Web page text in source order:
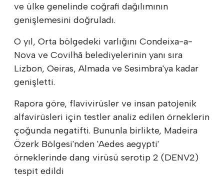
ve ülke genelinde coğrafi dağılımının
genişlemesini doğruladı.
O yıl, Orta bölgedeki varlığını Condeixa-a-
Nova ve Covilhã belediyelerinin yanı sıra
Lizbon, Oeiras, Almada ve Sesimbra'ya kadar
genişletti.
Rapora göre, flavivirüsler ve insan patojenik
alfavirüsleri için testler analiz edilen örneklerin
çoğunda negatifti. Bununla birlikte, Madeira
Özerk Bölgesi'nden 'Aedes aegypti'
örneklerinde dang virüsü serotip 2 (DENV2)
tespit edildi